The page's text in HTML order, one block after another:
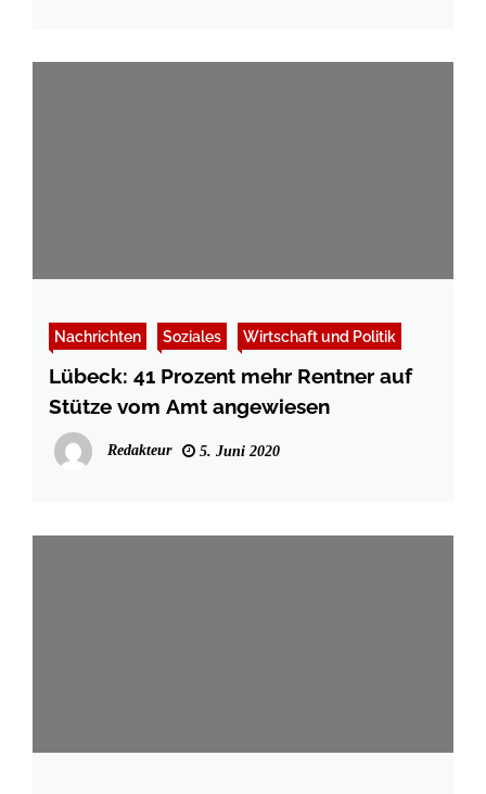
Nachrichten Soziales Wirtschaft und Politik
Lübeck: 41 Prozent mehr Rentner auf
Stütze vom Amt angewiesen
Redakteur 5. Juni 2020